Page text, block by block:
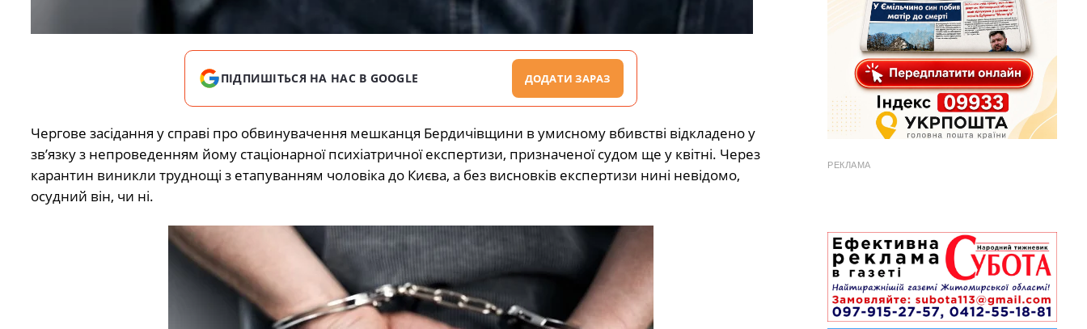
ПІДПИШІТЬСЯ НА НАС В GOOGLE ДОДАТИ ЗАРАЗ
Чергове засідання у справі про обвинувачення мешканця Бердичівщини в умисному вбивстві відкладено у
зв’язку з непроведенням йому стаціонарної психіатричної експертизи, призначеної судом ще у квітні. Через
карантин виникли труднощі з етапуванням чоловіка до Києва, а без висновків експертизи нині невідомо,
осудний він, чи ні.
РЕКЛАМА